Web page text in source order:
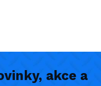
akce a